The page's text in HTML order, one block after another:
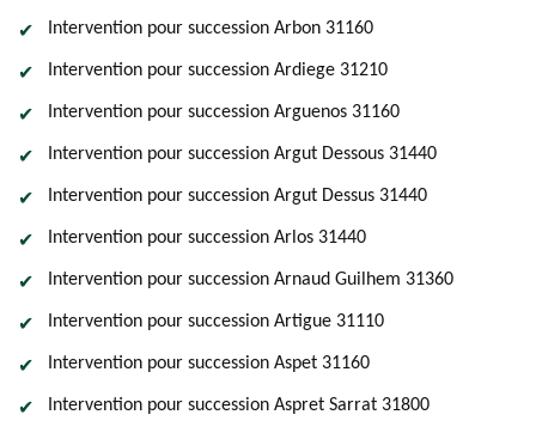
Intervention pour succession Arbon 31160
Intervention pour succession Ardiege 31210
Intervention pour succession Arguenos 31160
Intervention pour succession Argut Dessous 31440
Intervention pour succession Argut Dessus 31440
Intervention pour succession Arlos 31440
Intervention pour succession Arnaud Guilhem 31360
Intervention pour succession Artigue 31110
Intervention pour succession Aspet 31160
Intervention pour succession Aspret Sarrat 31800